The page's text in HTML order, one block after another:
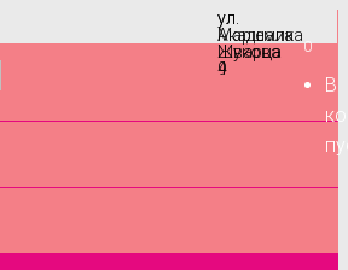
ул.
Маршала
Жукова
9
ул.
Академика
Шварца
4
0
В